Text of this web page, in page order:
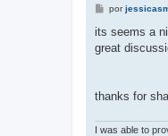
M
n
a
por
its seems a
great
thanks for
I was able to